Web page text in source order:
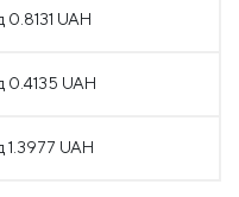
0.8131 UAH
0.4135 UAH
1.3977 UAH